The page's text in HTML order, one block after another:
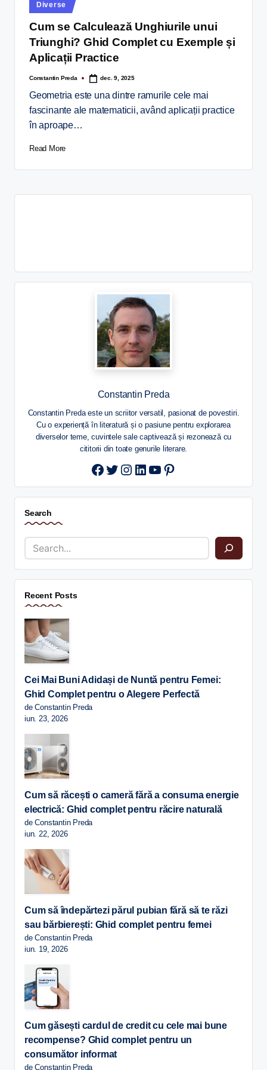
Diverse
Cum se Calculează Unghiurile unui
Triunghi? Ghid Complet cu Exemple și
Aplicații Practice
Constantin Preda dec. 9, 2025
Geometria este una dintre ramurile cele mai
fascinante ale matematicii, având aplicații practice
în aproape…
Read More
Constantin Preda
Constantin Preda este un scriitor versatil, pasionat de povestiri.
Cu o experiență în literatură și o pasiune pentru explorarea
diverselor teme, cuvintele sale captivează și rezonează cu
cititorii din toate genurile literare.
Twitter
Instagram
LinkedIn
YouTube
Pinterest
Search
Recent Posts
Cei Mai Buni Adidași de Nuntă pentru Femei:
Ghid Complet pentru o Alegere Perfectă
de Constantin Preda
iun. 23, 2026
Cum să răcești o cameră fără a consuma energie
electrică: Ghid complet pentru răcire naturală
de Constantin Preda
iun. 22, 2026
Cum să îndepărtezi părul pubian fără să te răzi
sau bărbierești: Ghid complet pentru femei
de Constantin Preda
iun. 19, 2026
Cum găsești cardul de credit cu cele mai bune
recompense? Ghid complet pentru un
consumător informat
de Constantin Preda